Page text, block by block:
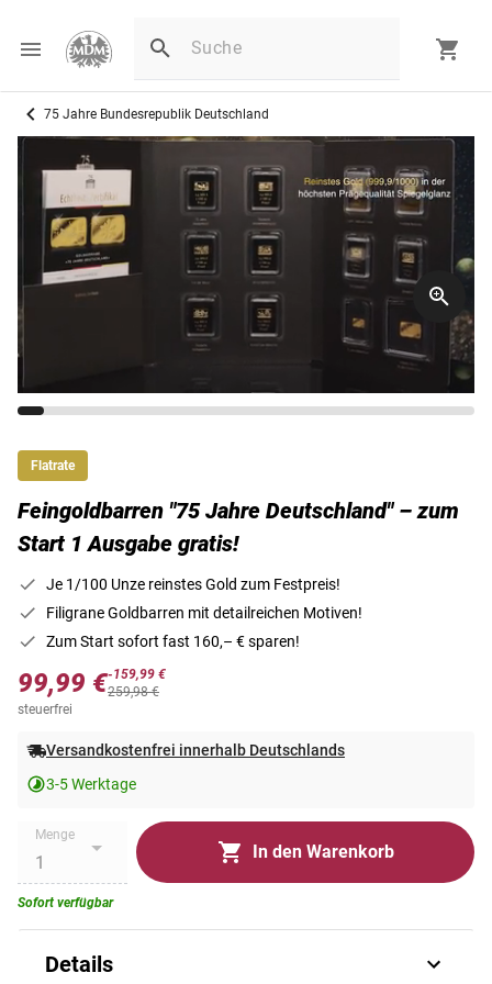
75 Jahre Bundesrepublik Deutschland
Flatrate
Feingoldbarren "75 Jahre Deutschland" – zum
Start 1 Ausgabe gratis!
Je 1/100 Unze reinstes Gold zum Festpreis!
Filigrane Goldbarren mit detailreichen Motiven!
Zum Start sofort fast 160,– € sparen!
99,99 €-159,99 €
259,98 €
steuerfrei
Versandkostenfrei innerhalb Deutschlands
3-5 Werktage
Menge
In den Warenkorb
Sofort verfügbar
Details